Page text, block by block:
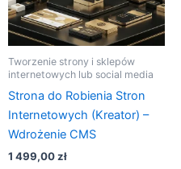
Tworzenie strony i sklepów
internetowych lub social media
Strona do Robienia Stron
Internetowych (Kreator) –
Wdrożenie CMS
1 499,00zł